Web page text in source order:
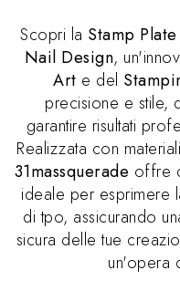
Scopri la Stamp
Nail Design,
Art e del
precisione e stile,
garantire risultati
Realizzata con
31massquerade offre
ideale per esprimere
di tpo, assicurando
sicura delle tue
un'opera